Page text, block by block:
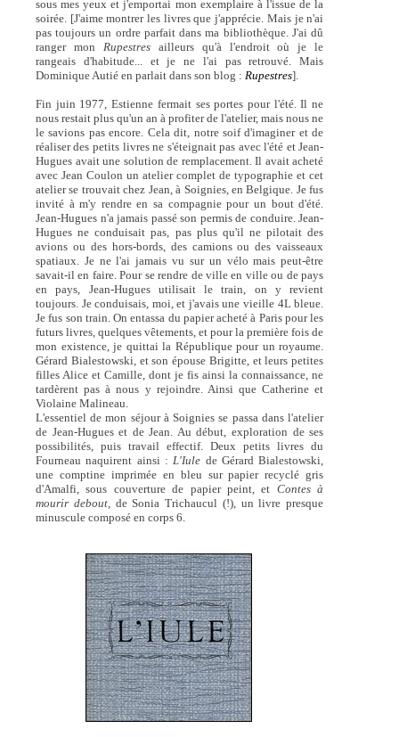
sous mes yeux et j'emportai mon exemplaire à l'issue de la
soirée. [J'aime montrer les livres que j'apprécie. Mais je n'ai
pas toujours un ordre parfait dans ma bibliothèque. J'ai dû
ranger mon Rupestresailleurs qu'à l'endroit où je le
rangeais d'habitude... et je ne l'ai pas retrouvé. Mais
Dominique Autié en parlait dans son blog : Rupestres].
Fin juin 1977, Estienne fermait ses portes pour l'été. Il ne
nous restait plus qu'un an à profiter de l'atelier, mais nous ne
le savions pas encore. Cela dit, notre soif d'imaginer et de
réaliser des petits livres ne s'éteignait pas avec l'été et Jean-
Hugues avait une solution de remplacement. Il avait acheté
avec Jean Coulon un atelier complet de typographie et cet
atelier se trouvait chez Jean, à Soignies, en Belgique. Je fus
invité à m'y rendre en sa compagnie pour un bout d'été.
Jean-Hugues n'a jamais passé son permis de conduire. Jean-
Hugues ne conduisait pas, pas plus qu'il ne pilotait des
avions ou des hors-bords, des camions ou des vaisseaux
spatiaux. Je ne l'ai jamais vu sur un vélo mais peut-être
savait-il en faire. Pour se rendre de ville en ville ou de pays
en pays, Jean-Hugues utilisait le train, on y revient
toujours. Je conduisais, moi, et j'avais une vieille 4L bleue.
Je fus son train. On entassa du papier acheté à Paris pour les
futurs livres, quelques vêtements, et pour la première fois de
mon existence, je quittai la République pour un royaume.
Gérard Bialestowski, et son épouse Brigitte, et leurs petites
filles Alice et Camille, dont je fis ainsi la connaissance, ne
tardèrent pas à nous y rejoindre. Ainsi que Catherine et
Violaine Malineau.
L'essentiel de mon séjour à Soignies se passa dans l'atelier
de Jean-Hugues et de Jean. Au début, exploration de ses
possibilités, puis travail effectif. Deux petits livres du
Fourneau naquirent ainsi :L'Iule de Gérard Bialestowski,
une comptine imprimée en bleu sur papier recyclé gris
d'Amalfi, sous couverture de papier peint, et Contes à
mourir debout,de Sonia Trichaucul (!), un livre presque
minuscule composé en corps 6.